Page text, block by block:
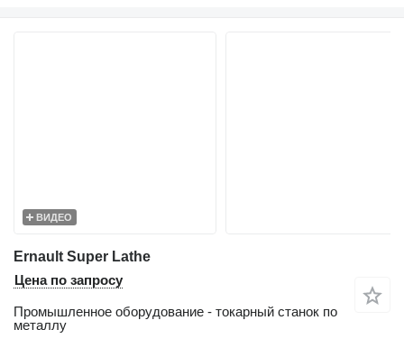
ВИДЕО
Ernault Super Lathe
Цена по запросу
Промышленное оборудование - токарный станок по
металлу